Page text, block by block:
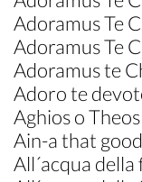
Adoramus Te
Adoramus Te
Adoramus te
Adoro te
Aghios o Theos
Ain-a that
All´acqua